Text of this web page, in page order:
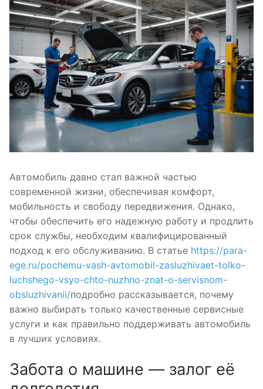
Автомобиль давно стал важной частью
современной жизни, обеспечивая комфорт,
мобильность и свободу передвижения. Однако,
чтобы обеспечить его надежную работу и продлить
срок службы, необходим квалифицированный
подход к его обслуживанию. В статье https://para-
ege.ru/pochemu-vash-avtomobil-zasluzhivaet-tolko-
luchshego-vsyo-chto-nuzhno-znat-o-servisnom-
obsluzhivanii/подробно рассказывается, почему
важно выбирать только качественные сервисные
услуги и как правильно поддерживать автомобиль
в лучших условиях.
Забота о машине — залог её